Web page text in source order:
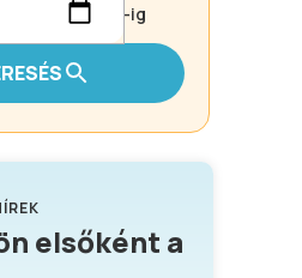
-ig
elsőként a